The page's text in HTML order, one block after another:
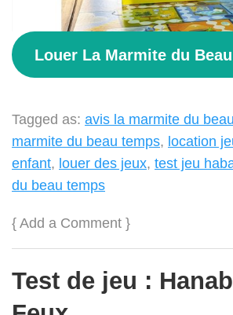
Add a Comment}
Test de jeu :
Feux
19 janvier 2021